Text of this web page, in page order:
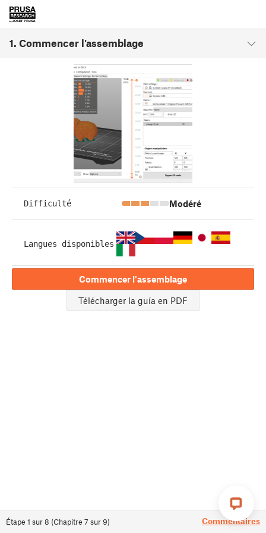
1. Commencer l'assemblage
Étape 1 sur8 (Chapitre 7 sur9) Commentaires
Difficulté Modéré
Langues disponibles
Commencer l'assemblage
Télécharger la guía en PDF